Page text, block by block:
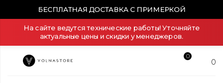
БЕСПЛАТНАЯ ДОСТАВКА С ПРИМЕРКОЙ
На сайте ведутся технические работы! Уточняйте
актуальные цены и скидки у менеджеров.
0
0